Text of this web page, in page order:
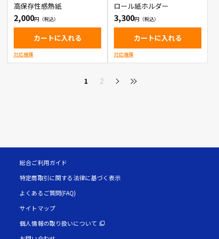
高保存性感熱紙
2,000
カートに入れる
対応機種
ロール紙ホルダー
3,300
カートに入れる
対応機種
1 2
総合ご利用ガイド
特定商取引に関する法律に基づく表示
よくあるご質問(FAQ)
サイトマップ
個人情報の取り扱いについて